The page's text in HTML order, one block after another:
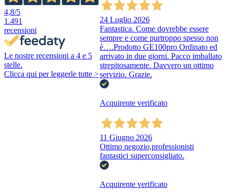
4,8/5
1.491
recensioni
Le nostre recensioni a 4 e 5
stelle.
Clicca qui per leggerle tutte >
24 Luglio 2026
Fantastica. Come dovrebbe essere
sempre e come purtroppo spesso non
è….Prodotto GE100pro Ordinato ed
arrivato in due giorni. Pacco imballato
strepitosamente. Davvero un ottimo
servizio. Grazie.
Acquirente verificato
11 Giugno 2026
Ottimo negozio,professionisti
fantastici superconsigliato.
Acquirente verificato